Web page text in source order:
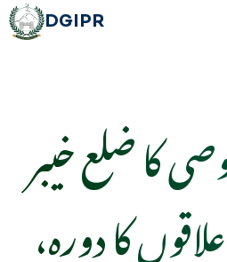
DGIPR
کا ضلع خیبر
کا دورہ،